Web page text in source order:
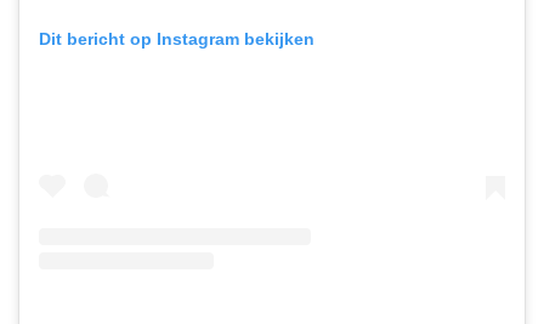
Dit bericht op Instagram bekijken